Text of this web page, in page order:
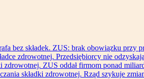
bez składek. ZUS: brak obowiązku przy
zdrowotnej. Przedsiębiorcy nie
zdrowotnej. ZUS oddał firmom ponad
składki zdrowotnej. Rząd szykuje